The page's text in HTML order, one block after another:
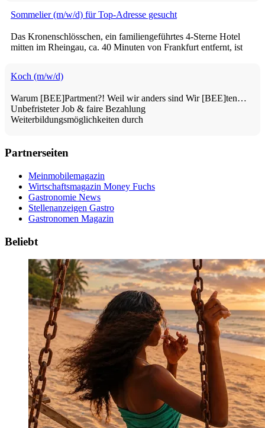
Sommelier (m/w/d) für Top-Adresse gesucht
Das Kronenschlösschen, ein familiengeführtes 4-Sterne Hotel
mitten im Rheingau, ca. 40 Minuten von Frankfurt entfernt, ist
Koch (m/w/d)
Warum [BEE]Partment?! Weil wir anders sind Wir [BEE]ten…
Unbefristeter Job & faire Bezahlung
Weiterbildungsmöglichkeiten durch
Partnerseiten
Meinmobilemagazin
Wirtschaftsmagazin Money Fuchs
Gastronomie News
Stellenanzeigen Gastro
Gastronomen Magazin
Beliebt